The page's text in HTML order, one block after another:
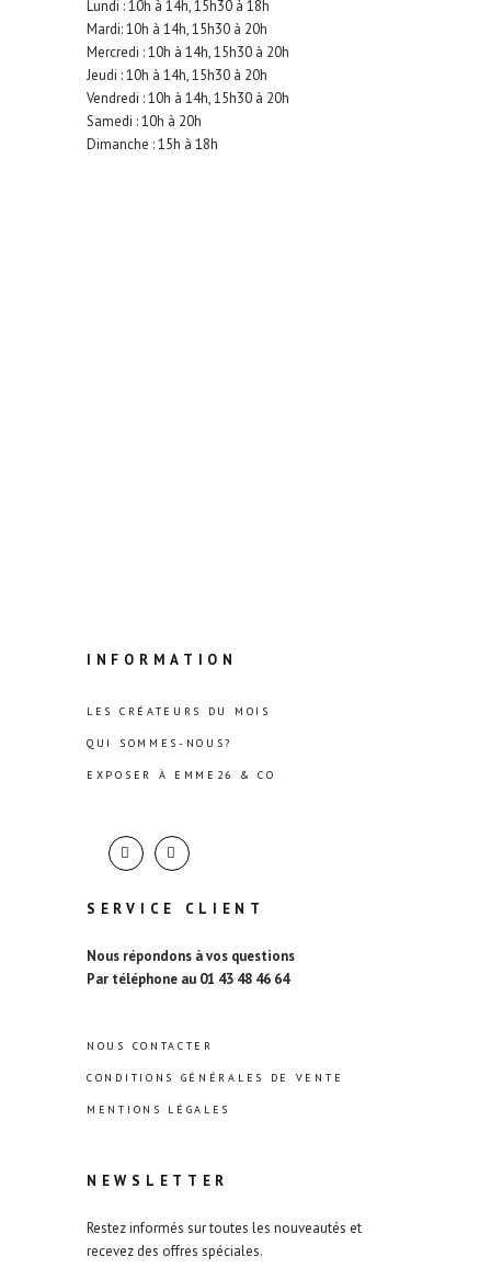
Lundi : 10h à 14h, 15h30 à 18h
Mardi: 10h à 14h, 15h30 à 20h
Mercredi : 10h à 14h, 15h30 à 20h
Jeudi : 10h à 14h, 15h30 à 20h
Vendredi : 10h à 14h, 15h30 à 20h
Samedi : 10h à 20h
Dimanche : 15h à 18h
INFORMATION
LES CRÉATEURS DU MOIS
QUI SOMMES-NOUS?
EXPOSER À EMME26 & CO
SERVICE CLIENT
Nous répondons à vos questions
Par téléphone au 01 43 48 46 64
NOUS CONTACTER
CONDITIONS GÉNÉRALES DE VENTE
MENTIONS LÉGALES
NEWSLETTER
Restez informés sur toutes les nouveautés et
recevez des offres spéciales.